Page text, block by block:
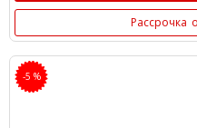
Рассрочка
-5 %